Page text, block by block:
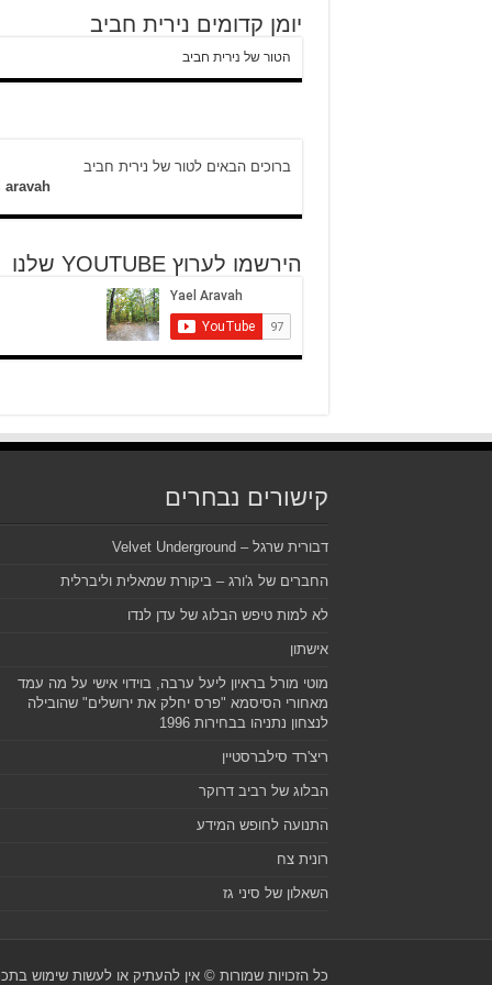
יומן קדומים נירית חביב
הטור של נירית חביב
ברוכים הבאים לטור של נירית חביב
aravah
הירשמו לערוץ YOUTUBE שלנו
קישורים נבחרים
דבורית שרגל – Velvet Underground
החברים של ג'ורג – ביקורת שמאלית וליברלית
לא למות טיפש הבלוג של עדן לנדו
אישתון
מוטי מורל בראיון ליעל ערבה, בוידוי אישי על מה עמד
מאחורי הסיסמא "פרס יחלק את ירושלים" שהובילה
לנצחון נתניהו בבחירות 1996
ריצ'רד סילברסטיין
הבלוג של רביב דרוקר
התנועה לחופש המידע
רונית צח
השאלון של סיני גז
כל הזכויות שמורות © אין להעתיק או לעשות שימוש